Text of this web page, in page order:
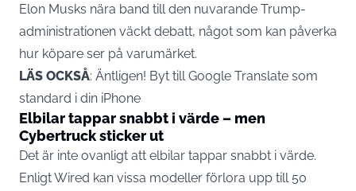
Elon Musks nära band till den nuvarande Trump-
administrationen väckt debatt, något som kan påverka
hur köpare ser på varumärket.
LÄS OCKSÅ: Äntligen! Byt till Google Translate som
standard i din iPhone
Elbilar tappar snabbt i värde – men
Cybertruck sticker ut
Det är inte ovanligt att elbilar tappar snabbt i värde.
Enligt Wired kan vissa modeller förlora upp till 50